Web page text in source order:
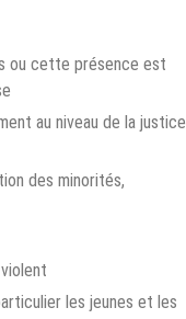
ou cette présence est
au niveau de la justice
des minorités,
les jeunes et les